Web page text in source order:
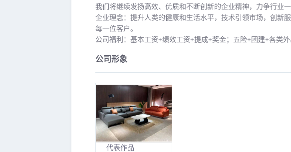
我们将继续发扬高效、优质和不断创新的企业精神，力争行业一
企业理念：提升人类的健康和生活水平，技术引领市场，创新
每一位客户。
公司福利：基本工资+绩效工资+提成+奖金；五险+团建+各类
公司形象
代表作品